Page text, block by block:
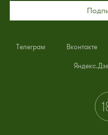
Телеграм Вконтакте